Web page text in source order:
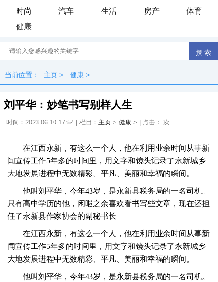
时尚
汽车 生活 房产
体育
健康
当前位置： 主页 > 健康 >
刘平华：妙笔书写别样人生
时间：2023-06-10 17:54 | 栏目： 主页 > 健康 > | 点击： 次
在江西永新，有这么一个人，他在利用业余时间从事新
闻宣传工作5年多的时间里，用文字和镜头记录了永新城乡
大地发展进程中无数精彩、平凡、美丽和幸福的瞬间。
他叫刘平华，今年43岁，是永新县税务局的一名司机。
只有高中学历的他，闲暇之余喜欢看书写些文章，现在还担
任了永新县作家协会的副秘书长
在江西永新，有这么一个人，他在利用业余时间从事新
闻宣传工作5年多的时间里，用文字和镜头记录了永新城乡
大地发展进程中无数精彩、平凡、美丽和幸福的瞬间。
他叫刘平华，今年43岁，是永新县税务局的一名司机。